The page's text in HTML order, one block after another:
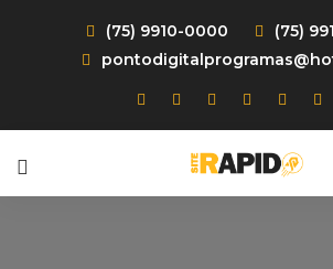
(75) 9910-0000
(75)